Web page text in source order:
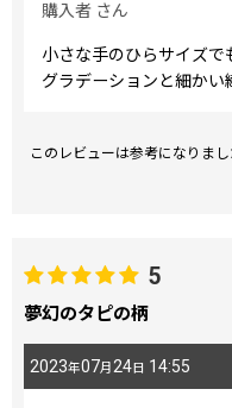
購入者 さん
小さな手のひらサイズで
グラデーションと細かい
このレビューは参考になりまし
5
夢幻のタピの柄
2023年07月 24日 14:55